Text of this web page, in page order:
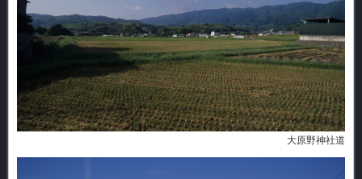
大原野神社道